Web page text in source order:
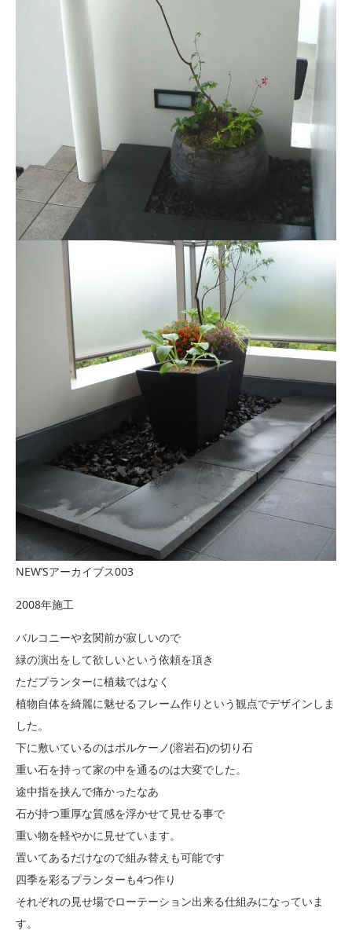
NEW‘Sアーカイブス003
2008年施工
バルコニーや玄関前が寂しいので
緑の演出をして欲しいという依頼を頂き
ただプランターに植栽ではなく
植物自体を綺麗に魅せるフレーム作りという観点でデザインしま
した。
下に敷いているのはボルケーノ(溶岩石)の切り石
重い石を持って家の中を通るのは大変でした。
途中指を挟んで痛かったなあ
石が持つ重厚な質感を浮かせて見せる事で
重い物を軽やかに見せています。
置いてあるだけなので組み替えも可能です
四季を彩るプランターも4つ作り
それぞれの見せ場でローテーション出来る仕組みになっていま
す。